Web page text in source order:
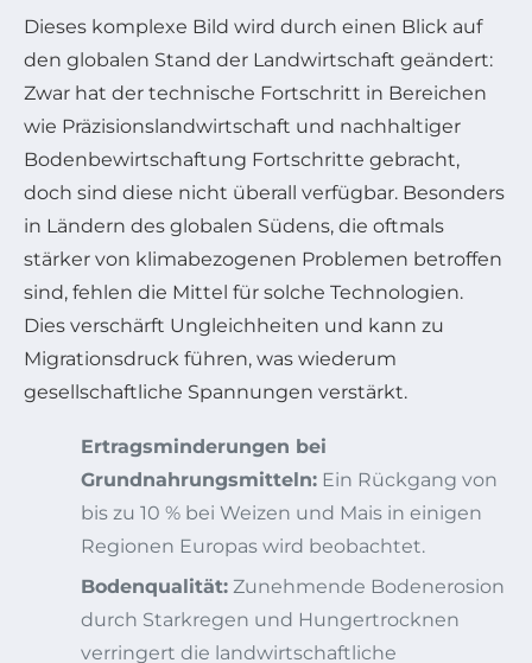
Dieses komplexe Bild wird durch einen Blick auf
den globalen Stand der Landwirtschaft geändert:
Zwar hat der technische Fortschritt in Bereichen
wie Präzisionslandwirtschaft und nachhaltiger
Bodenbewirtschaftung Fortschritte gebracht,
doch sind diese nicht überall verfügbar. Besonders
in Ländern des globalen Südens, die oftmals
stärker von klimabezogenen Problemen betroffen
sind, fehlen die Mittel für solche Technologien.
Dies verschärft Ungleichheiten und kann zu
Migrationsdruck führen, was wiederum
gesellschaftliche Spannungen verstärkt.
Ertragsminderungen bei
Grundnahrungsmitteln: Ein Rückgang von
bis zu 10 % bei Weizen und Mais in einigen
Regionen Europas wird beobachtet.
Bodenqualität: Zunehmende Bodenerosion
durch Starkregen und Hungertrocknen
verringert die landwirtschaftliche